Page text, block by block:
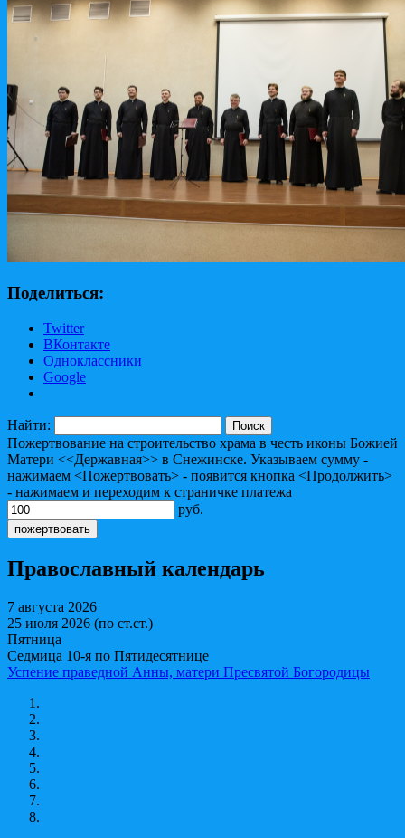
Поделиться:
Twitter
ВКонтакте
Одноклассники
Google
Найти:
Пожертвование на строительство храма в честь иконы Божией
Матери <<Державная>> в Снежинске. Указываем сумму -
нажимаем <Пожертвовать> - появится кнопка <Продолжить>
- нажимаем и переходим к страничке платежа
руб.
Православный календарь
7 августа 2026
25 июля 2026 (по ст.ст.)
Пятница
Седмица 10-я по Пятидесятнице
Успение праведной Анны, матери Пресвятой Богородицы